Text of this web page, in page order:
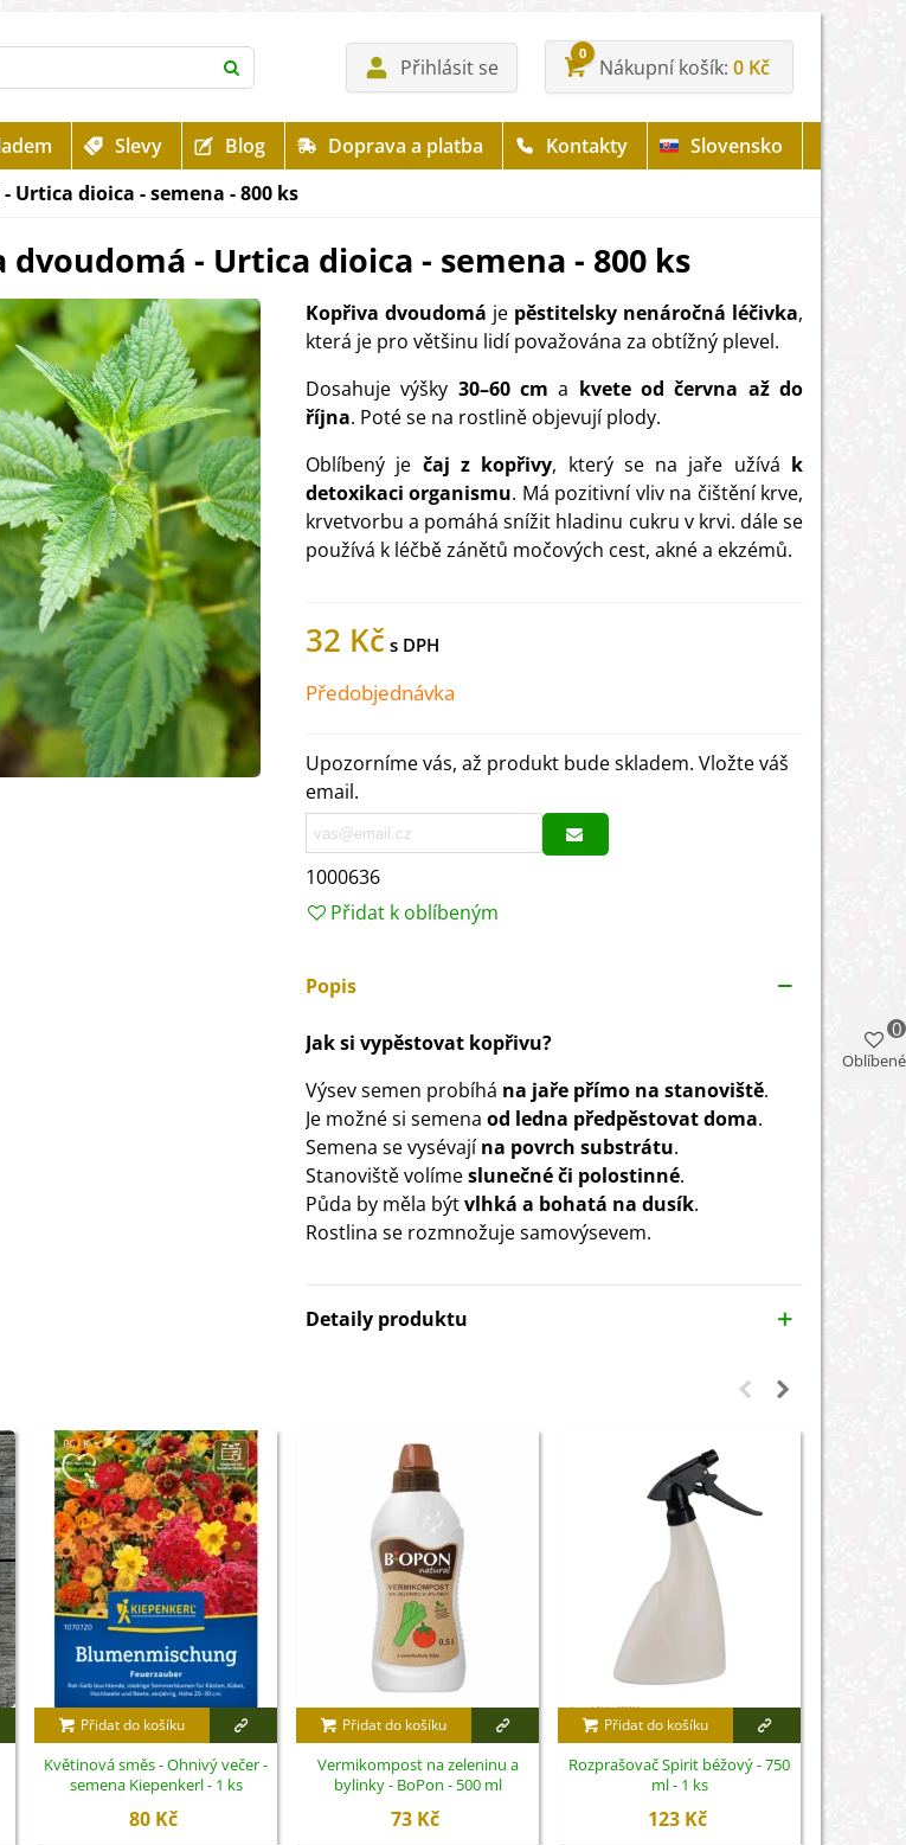
Přihlásit se
0
Nákupní košík 0 Kč
Slevy Blog Doprava a platba Kontakty
Slovensko
Urtica dioica - semena - 800 ks
dvoudomá - Urtica dioica - semena - 800 ks
Kopřiva dvoudomá je pěstitelsky nenáročná léčivka,
která je pro většinu lidí považována za obtížný plevel.
Dosahuje výšky 30–60 cm a kvete od června až do
října. Poté se na rostlině objevují plody.
Oblíbený je čaj z kopřivy, který se na jaře užívá k
detoxikaci organismu. Má pozitivní vliv na čištění krve,
krvetvorbu a pomáhá snížit hladinu cukru v krvi. dále se
používá k léčbě zánětů močových cest, akné a ekzémů.
32 Kč
Předobjednávka
Upozorníme vás, až produkt bude skladem. Vložte váš
email.
1000636
Přidat k oblíbeným
Popis
Jak si vypěstovat kopřivu?
Výsev semen probíhá na jaře přímo na stanoviště.
Je možné si semena od ledna předpěstovat doma.
Semena se vysévajína povrch substrátu.
Stanoviště volímeslunečné či polostinné.
Půda by měla býtvlhká a bohatá na dusík.
Rostlina se rozmnožuje samovýsevem.
Detaily produktu
Přidat do košíku
Květinová směs - Ohnivý večer -
semena Kiepenkerl - 1 ks
80 Kč
Přidat do košíku
Vermikompost na zeleninu a
bylinky - BoPon - 500 ml
73 Kč
Přidat do košíku
Rozprašovač Spirit béžový - 750
ml - 1 ks
123 Kč
Oblíbené
0